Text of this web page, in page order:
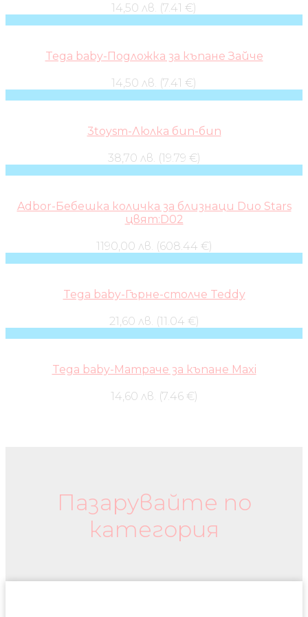
14,50 лв. (7.41 €)
Tega baby-Подложка за къпане Зайче
14,50 лв. (7.41 €)
3toysm-Люлка бип-бип
38,70 лв. (19.79 €)
Adbor-Бебешка количка за близнаци Duo Stars
цвят:D02
1190,00 лв. (608.44 €)
Tega baby-Гърне-столче Teddy
21,60 лв. (11.04 €)
Tega baby-Матраче за къпане Maxi
14,60 лв. (7.46 €)
Пазарувайте по
категория